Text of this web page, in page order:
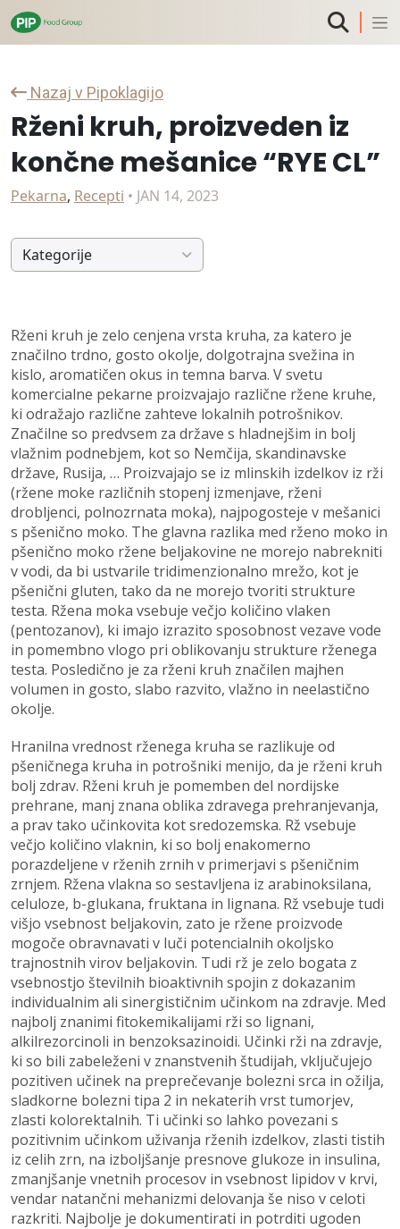
Nazaj v Pipoklagijo
Rženi kruh, proizveden iz
končne mešanice “RYE CL”
Pekarna, Recepti • JAN 14, 2023
Kategorije
Rženi kruh je zelo cenjena vrsta kruha, za katero je
značilno trdno, gosto okolje, dolgotrajna svežina in
kislo, aromatičen okus in temna barva. V svetu
komercialne pekarne proizvajajo različne ržene kruhe,
ki odražajo različne zahteve lokalnih potrošnikov.
Značilne so predvsem za države s hladnejšim in bolj
vlažnim podnebjem, kot so Nemčija, skandinavske
države, Rusija, … Proizvajajo se iz mlinskih izdelkov iz rži
(ržene moke različnih stopenj izmenjave, rženi
drobljenci, polnozrnata moka), najpogosteje v mešanici
s pšenično moko. The glavna razlika med rženo moko in
pšenično moko ržene beljakovine ne morejo nabrekniti
v vodi, da bi ustvarile tridimenzionalno mrežo, kot je
pšenični gluten, tako da ne morejo tvoriti strukture
testa. Ržena moka vsebuje večjo količino vlaken
(pentozanov), ki imajo izrazito sposobnost vezave vode
in pomembno vlogo pri oblikovanju strukture rženega
testa. Posledično je za rženi kruh značilen majhen
volumen in gosto, slabo razvito, vlažno in neelastično
okolje.
Hranilna vrednost rženega kruha se razlikuje od
pšeničnega kruha in potrošniki menijo, da je rženi kruh
bolj zdrav. Rženi kruh je pomemben del nordijske
prehrane, manj znana oblika zdravega prehranjevanja,
a prav tako učinkovita kot sredozemska. Rž vsebuje
večjo količino vlaknin, ki so bolj enakomerno
porazdeljene v rženih zrnih v primerjavi s pšeničnim
zrnjem. Ržena vlakna so sestavljena iz arabinoksilana,
celuloze, b-glukana, fruktana in lignana. Rž vsebuje tudi
višjo vsebnost beljakovin, zato je ržene proizvode
mogoče obravnavati v luči potencialnih okoljsko
trajnostnih virov beljakovin. Tudi rž je zelo bogata z
vsebnostjo številnih bioaktivnih spojin z dokazanim
individualnim ali sinergističnim učinkom na zdravje. Med
najbolj znanimi fitokemikalijami rži so lignani,
alkilrezorcinoli in benzoksazinoidi. Učinki rži na zdravje,
ki so bili zabeleženi v znanstvenih študijah, vključujejo
pozitiven učinek na preprečevanje bolezni srca in ožilja,
sladkorne bolezni tipa 2 in nekaterih vrst tumorjev,
zlasti kolorektalnih. Ti učinki so lahko povezani s
pozitivnim učinkom uživanja rženih izdelkov, zlasti tistih
iz celih zrn, na izboljšanje presnove glukoze in insulina,
zmanjšanje vnetnih procesov in vsebnost lipidov v krvi,
vendar natančni mehanizmi delovanja še niso v celoti
razkriti. Najbolje je dokumentirati in potrditi ugoden